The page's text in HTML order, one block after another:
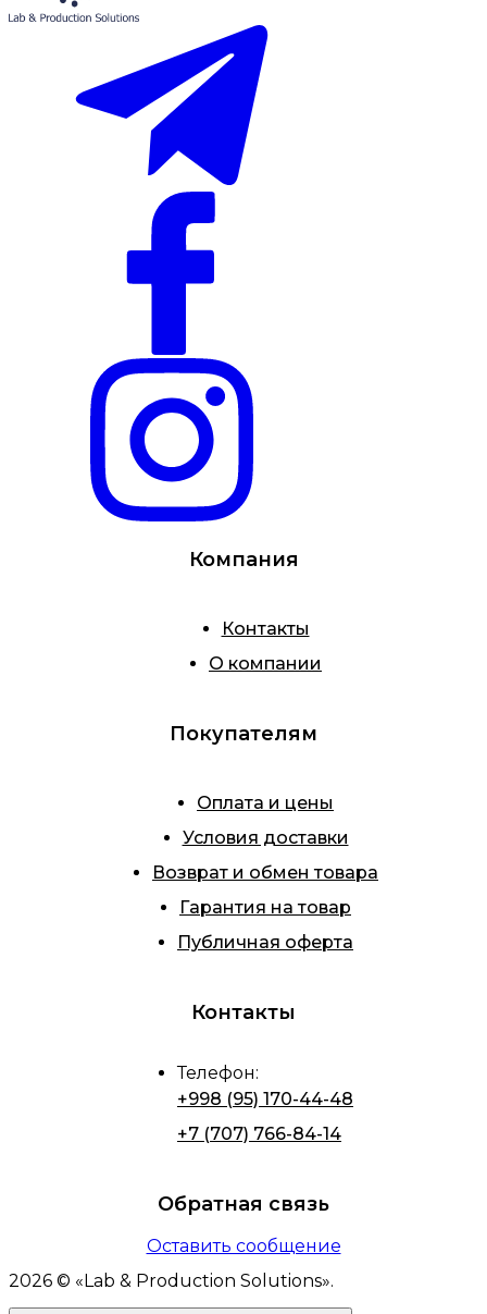
Компания
Контакты
О компании
Покупателям
Оплата и цены
Условия доставки
Возврат и обмен товара
Гарантия на товар
Публичная оферта
Контакты
Телефон:
+998 (95) 170-44-48
+7 (707) 766-84-14
Обратная связь
Оставить сообщение
2026 © « Lab & Production Solutions».